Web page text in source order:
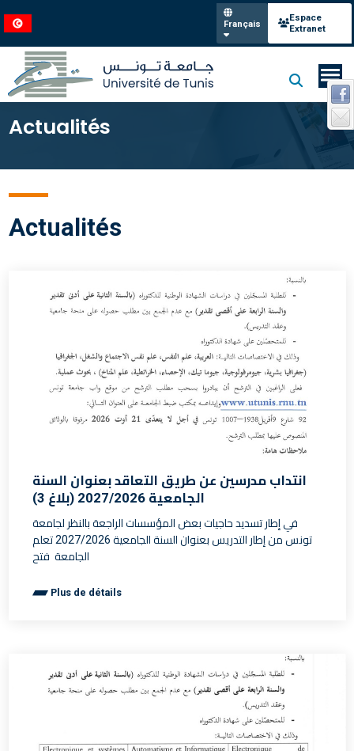
Français
Espace
Extranet
Actualités
Actualités
انتداب مدرسين عن طريق التعاقد بعنوان السنة
الجامعية 2027/2026 (بلاغ 3)
في إطار تسديد حاجيات بعض المؤسسات الراجعة بالنظر لجامعة
تونس من إطار التدريس بعنوان السنة الجامعية 2027/2026 تعلم
الجامعة فتح
Plus de détails